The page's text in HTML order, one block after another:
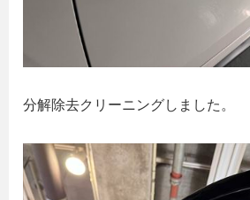
分解除去クリーニングしました。